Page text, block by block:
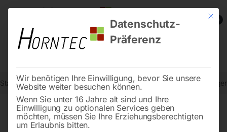
0
Start Metallbearbeitung Bohr- und Fräszubehör
Mit
Datenschutz-
Präferenz
Wir benötigen Ihre Einwilligung, bevor Sie unsere
Website weiter besuchen können.
Wenn Sie unter 16 Jahre alt sind und Ihre
Einwilligung zu optionalen Services geben
möchten, müssen Sie Ihre Erziehungsberechtigten
um Erlaubnis bitten.